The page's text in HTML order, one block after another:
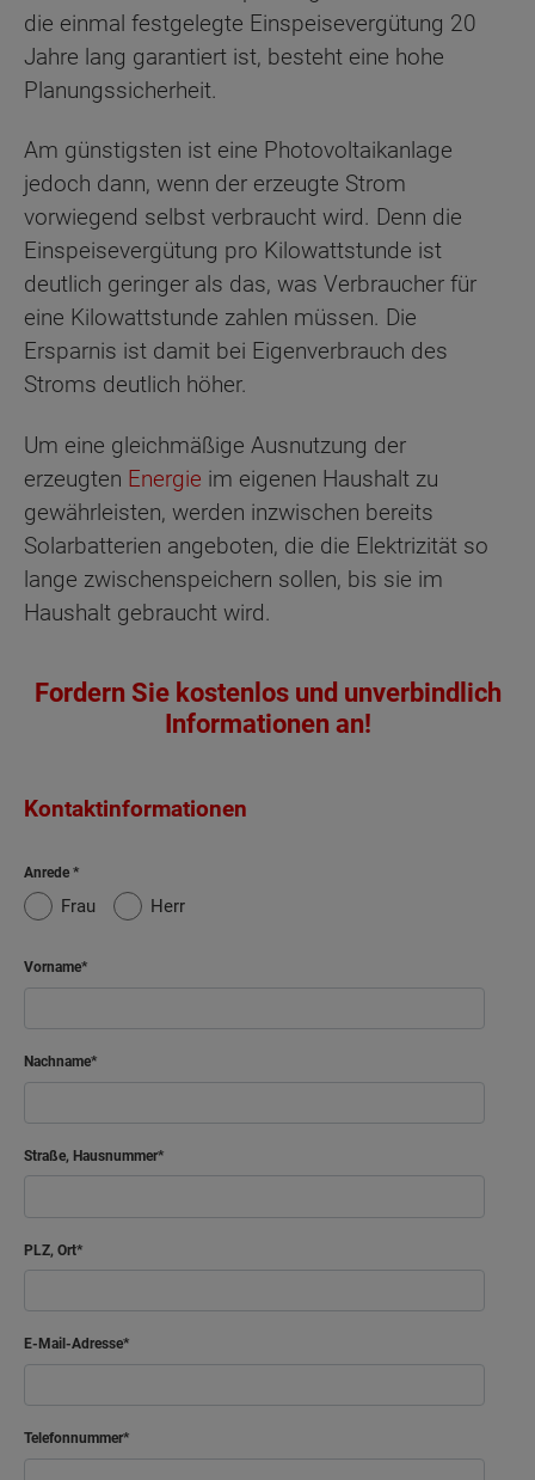
die einmal festgelegte Einspeisevergütung 20
Jahre lang garantiert ist, besteht eine hohe
Planungssicherheit.
Am günstigsten ist eine Photovoltaikanlage
jedoch dann, wenn der erzeugte Strom
vorwiegend selbst verbraucht wird. Denn die
Einspeisevergütung pro Kilowattstunde ist
deutlich geringer als das, was Verbraucher für
eine Kilowattstunde zahlen müssen. Die
Ersparnis ist damit bei Eigenverbrauch des
Stroms deutlich höher.
Um eine gleichmäßige Ausnutzung der
erzeugten Energie im eigenen Haushalt zu
gewährleisten, werden inzwischen bereits
Solarbatterien angeboten, die die Elektrizität so
lange zwischenspeichern sollen, bis sie im
Haushalt gebraucht wird.
Fordern Sie kostenlos und unverbindlich
Informationen an!
Kontaktinformationen
Anrede
Frau Herr
Vorname
Nachname
Straße, Hausnummer
PLZ, Ort
E-Mail-Adresse
Telefonnummer